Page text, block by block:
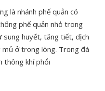
là nhánh phế quản có
phế quản nhỏ trong
huyết, tăng tiết, dịch
mủ ở trong lòng. Trong đá
thông khí phổi